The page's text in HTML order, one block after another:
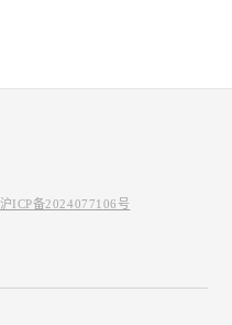
沪ICP备2024077106号